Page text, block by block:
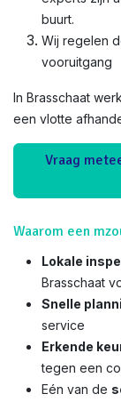
buurt.
Wij regelen
vooruitgang
In Brasschaat
een vlotte
Vraag
Waarom een
Lokale
Brasschaat
Snelle
service
Erkende
tegen een
Eén van de